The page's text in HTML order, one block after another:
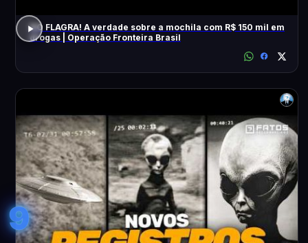
NO FLAGRA! A verdade sobre a mochila com R$ 150 mil em
drogas | Operação Fronteira Brasil
9